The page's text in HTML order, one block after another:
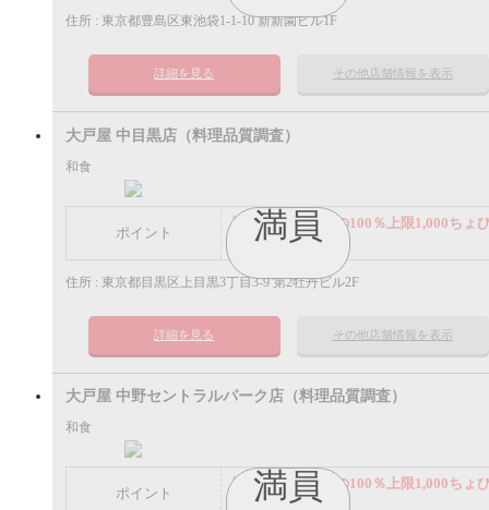
住所 : 東京都豊島区東池袋1-1-10 新新園ビル1F
詳細を見る その他店舗情報を表示
満員
大戸屋 中目黒店（料理品質調査）
和食
ポイント
謝礼： 飲食代金の100％上限1,000ちょ
ポイント
住所 : 東京都目黒区上目黒3丁目3-9 第2牡丹ビル2F
詳細を見る その他店舗情報を表示
満員
大戸屋 中野セントラルパーク店（料理品質調査）
和食
ポイント
謝礼： 飲食代金の100％上限1,000ちょ
ポイント